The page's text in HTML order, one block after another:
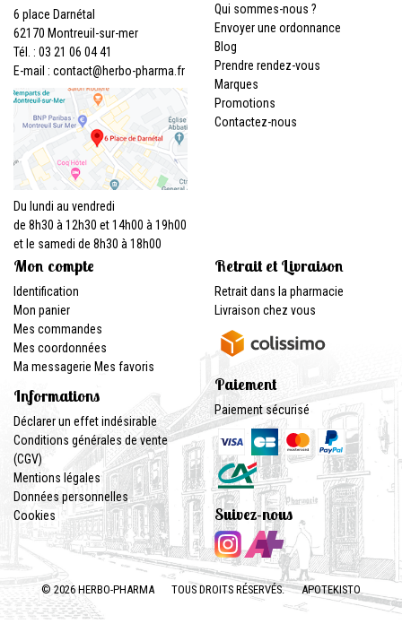
6 place Darnétal
62170 Montreuil-sur-mer
Tél. : 03 21 06 04 41
E-mail : contact@herbo-pharma.fr
Du lundi au vendredi
de 8h30 à 12h30 et 14h00 à 19h00
et le samedi de 8h30 à 18h00
Qui sommes-nous ?
Envoyer une ordonnance
Blog
Prendre rendez-vous
Marques
Promotions
Contactez-nous
Mon compte
Identification
Mon panier
Mes commandes
Mes coordonnées
Ma messagerie Mes favoris
Informations
Déclarer un effet indésirable
Conditions générales de vente
(CGV)
Mentions légales
Données personnelles
Cookies
Retrait et Livraison
Retrait dans la pharmacie
Livraison chez vous
Paiement
Paiement sécurisé
Suivez-nous
© 2026 HERBO-PHARMA TOUS DROITS RÉSERVÉS. APOTEKISTO